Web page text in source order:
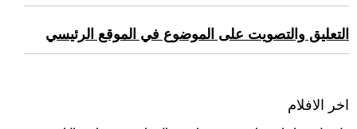
التعليق والتصويت على الموضوع في الموقع الرئيسي
اخر الافلام